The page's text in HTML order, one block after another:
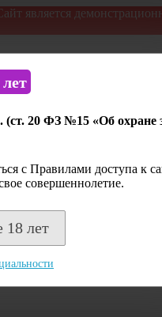
является
лет
20 ФЗ №15 «Об охране
с Правилами доступа к
совершеннолетие.
18 лет